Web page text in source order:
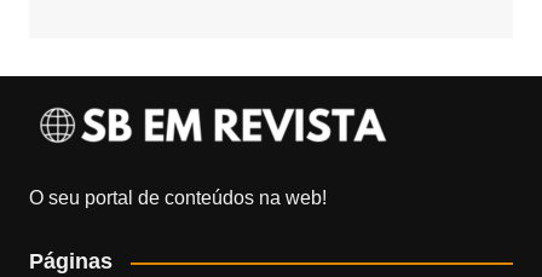
O seu portal de conteúdos na web!
Páginas